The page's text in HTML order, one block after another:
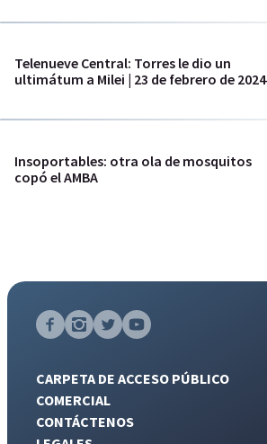
Telenueve Central: Torres le dio un
ultimátum a Milei | 23 de febrero de 2024
Insoportables: otra ola de mosquitos
copó el AMBA
CARPETA DE ACCESO PÚBLICO
COMERCIAL
CONTÁCTENOS